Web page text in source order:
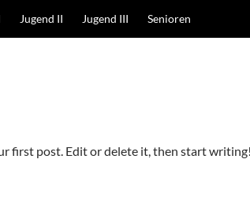
Jugend II Jugend III Senioren
first post. Edit or delete it, then start